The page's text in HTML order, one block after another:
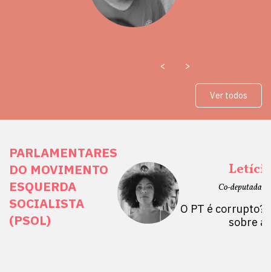
< >
Ver todos
PARLAMENTARES
DO MOVIMENTO
ESQUERDA
SOCIALISTA
(PSOL)
Direitos
do Sul, SP)
Mulheres por +
Público abre
Co-deputada
O PT é corrupto?
sobre a